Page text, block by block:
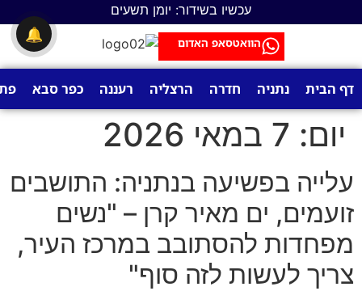
עכשיו בשידור: יומן תשעים
הוואטסאפ האדום
דף הבית נתניה חדרה הרצליה רעננה כפר סבא
יום: 7 במאי 2026
עלייה בפשיעה בנתניה: התושבים
זועמים, ים מאיר קרן – "נשים
מפחדות להסתובב במרכז העיר,
צריך לעשות לזה סוף"
🔔